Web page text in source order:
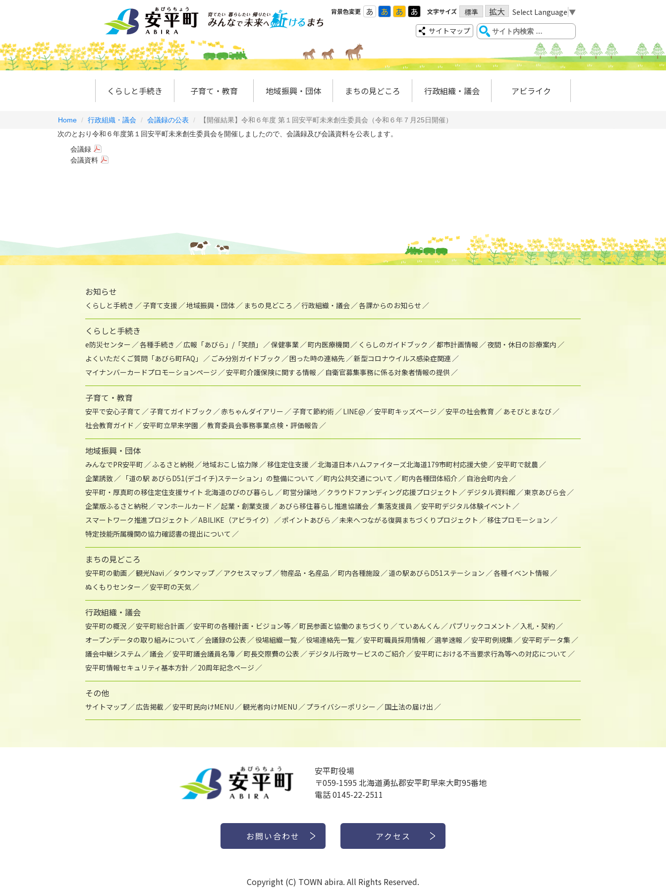
背景色変更 あ あ あ あ 文字サイズ 標準 拡大 Select Language ▼
サイトマップ
くらしと手続き 子育て・教育 地域振興・団体 まちの見どころ 行政組織・議会 アビライク
Home 行政組織・議会 会議録の公表
【開催結果】令和６年度 第１回安平町未来創生委員会（令和６年７月25日開催）
次のとおり令和６年度第１回安平町未来創生委員会を開催しましたので、会議録及び会議資料を公表します。
会議録
会議資料
お知らせ
くらしと手続き 子育て支援 地域振興・団体 まちの見どころ 行政組織・議会 各課からのお知らせ
くらしと手続き
e防災センター 各種手続き 広報「あびら」/「笑顔」 保健事業 町内医療機関 くらしのガイドブック 都市計画情報
夜間・休日の診療案内
よくいただくご質問「あびら町FAQ」
ごみ分別ガイドブック 困った時の連絡先
新型コロナウイルス感染症関連
マイナンバーカードプロモーションページ
安平町介護保険に関する情報 自衛官募集事務に係る対象者情報の提供
子育て・教育
安平で安心子育て 子育てガイドブック 赤ちゃんダイアリー 子育て節約術 LINE@ 安平町キッズページ 安平の社会教育
あそびとまなび
社会教育ガイド
安平町立早来学園 教育委員会事務事業点検・評価報告
地域振興・団体
みんなでPR安平町 ふるさと納税 地域おこし協力隊 移住定住支援 北海道日本ハムファイターズ北海道179市町村応援大使
安平町で就農
企業誘致
「道の駅 あびらD51(デゴイチ)ステーション」の整備について 町内公共交通について 町内各種団体紹介
自治会町内会
安平町・厚真町の移住定住支援サイト 北海道のびのび暮らし
町営分譲地 クラウドファンディング応援プロジェクト デジタル資料館
東京あびら会
企業版ふるさと納税
マンホールカード 起業・創業支援 あびら移住暮らし推進協議会 集落支援員
安平町デジタル体験イベント
スマートワーク推進プロジェクト
ABILIKE（アビライク） ポイントあびら 未来へつながる復興まちづくりプロジェクト
移住プロモーション
特定技能所属機関の協力確認書の提出について
まちの見どころ
安平町の動画 観光Navi タウンマップ アクセスマップ 物産品・名産品 町内各種施設 道の駅あびらD51ステーション
各種イベント情報
ぬくもりセンター
安平町の天気
行政組織・議会
安平町の概況 安平町総合計画 安平町の各種計画・ビジョン等 町民参画と協働のまちづくり ていあんくん パブリックコメント
入札・契約
オープンデータの取り組みについて
会議録の公表 役場組織一覧 役場連絡先一覧 安平町職員採用情報 選挙速報 安平町例規集
安平町データ集
議会中継システム
議会 安平町議会議員名簿 町長交際費の公表 デジタル行政サービスのご紹介
安平町における不当要求行為等への対応について
安平町情報セキュリティ基本方針
20周年記念ページ
その他
サイトマップ 広告掲載 安平町民向けMENU 観光者向けMENU プライバシーポリシー 国土法の届け出
安平町役場
〒059-1595 北海道勇払郡安平町早来大町95番地
電話 0145-22-2511
お問い合わせ アクセス
Copyright (C) TOWN abira. All Rights Reserved.